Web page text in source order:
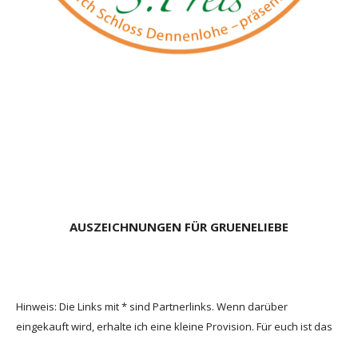
AUSZEICHNUNGEN FÜR GRUENELIEBE
Hinweis: Die Links mit * sind Partnerlinks. Wenn darüber
eingekauft wird, erhalte ich eine kleine Provision. Für euch ist das